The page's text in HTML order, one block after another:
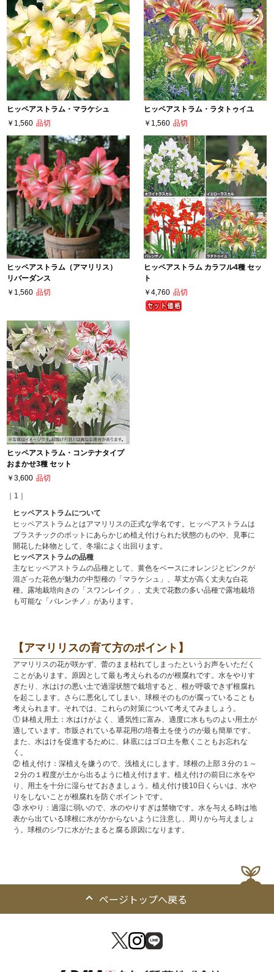
ヒッペアストラム・マラケシュ
￥1,560 品切
ヒッペアストラム・ラタトゥイユ
￥1,560 品切
ヒッペアストラム（アマリリス）
リバーダンス
￥1,560 品切
ヒッペアストラム カラフル4種 セッ
ト
￥4,760 品切
ヒッペアストラム・コンテナタイプ
おまかせ3種 セット
￥3,600 品切
｜1｜
ヒッペアストラムについて
ヒッペアストラムとはアマリリスの正式な学名です。ヒッペアストラムは
プラスチックのポットにあらかじめ植え付けられた状態のものや、見事に
開花した鉢物として、冬場によく出回ります。
ヒッペアストラムの品種
主なヒッペアストラムの品種として、黄色をベースにオレンジとピンクが
混ざった花色が魅力の中型種の「マラケシュ」、草丈が高く丈夫な白花
種。露地栽培向きの「スワンレイク」、丈夫で花数の多い品種で露地栽培
も可能な「バレンチノ」があります。
【アマリリスの育て方のポイント】
アマリリスの花が咲かず、蕾のまま枯れてしまったというお声をいただく
ことがあります。原因として最も考えられるのが根腐れです。水をやりす
ぎたり、水はけの悪い土で過湿状態で栽培すると、根が呼吸できず根腐れ
を起こします。さらに悪化してしまい、球根そのものが腐っていることも
考えられます。それでは、これらの対策について考えてみましょう。
① 鉢植え用土：水はけがよく、通気性に富み、適度に水もちのよい用土が
適しています。市販されている草花用の培養土を使うのが最も簡単です。
また、水はけを促進するために、鉢底にはゴロ土を敷くこともお忘れな
く。
② 植え付け：深植えを嫌うので、浅植えにします。球根の上部３分の１～
２分の１程度が土から出るように植え付けます。植え付けの前日に水をや
り、用土を十分に湿らせておきましょう。植え付け後10日くらいは、水や
りをしないことが根腐れを防ぐポイントです。
③ 水やり：過湿に弱いので、水のやりすぎは禁物です。水を与える時は地
表から出ている球根に水がかからないように注意し、周りから与えましょ
う。球根のシワに水がたまると腐る原因になります。
ページトップへ戻る